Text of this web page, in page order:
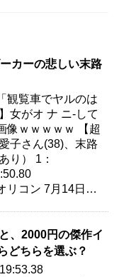
カーの悲しい末路
観覧車でヤルのは
女がオ ナ ニ-して
像ｗｗｗｗｗ 【超
子さん(38)、末路
り） 1：
リコン 7月14日…
、2000円の傑作イ
どちらを選ぶ？